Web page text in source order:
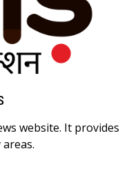
website. It provides